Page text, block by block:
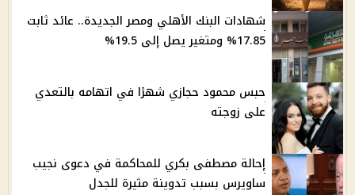
شهادات البنك الأهلي ومصر الجديدة.. عائد ثابت
17.85% ومتغير يصل إلى 19.5%
حبس محمود حجازي شهرًا في اتهامه بالتعدي
على زوجته
إحالة مصطفى بكري للمحاكمة في دعوى نجيب
ساويرس بسبب تدوينة مثيرة للجدل